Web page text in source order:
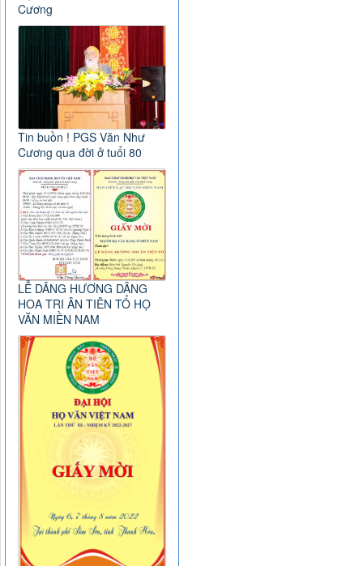
Cương
Tin buồn ! PGS Văn Như
Cương qua đời ở tuổi 80
LỄ DÂNG HƯƠNG DÂNG
HOA TRI ÂN TIÊN TỔ HỌ
VĂN MIỀN NAM